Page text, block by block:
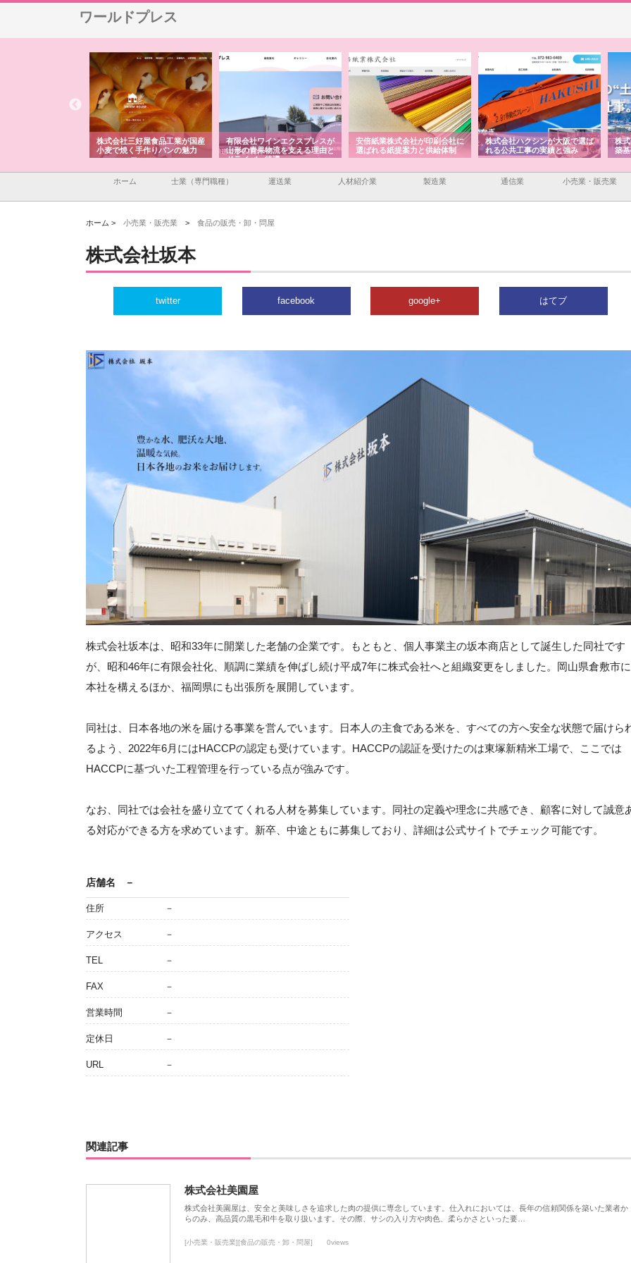
ワールドプレス
株式会社三好屋食品工業が国産
小麦で焼く手作りパンの魅力
有限会社ワインエクスプレスが
山形の青果物流を支える理由と
ドライバー待遇
安倍紙業株式会社が印刷会社に
選ばれる紙提案力と供給体制
株式会社ハクシンが大阪で選ば
れる公共工事の実績と強み
株
築
ホーム 士業（専門職種） 運送業 人材紹介業 製造業 通信業 小売業・販売業
ホーム > 小売業・販売業 > 食品の販売・卸・問屋
株式会社坂本
twitter facebook google+ はてブ
株式会社坂本は、昭和33年に開業した老舗の企業です。もともと、個人事業主の坂本商店として誕生した同社です
が、昭和46年に有限会社化、順調に業績を伸ばし続け平成7年に株式会社へと組織変更をしました。岡山県倉敷市に
本社を構えるほか、福岡県にも出張所を展開しています。
同社は、日本各地の米を届ける事業を営んでいます。日本人の主食である米を、すべての方へ安全な状態で届けら
るよう、2022年6月にはHACCPの認定も受けています。HACCPの認証を受けたのは東塚新精米工場で、ここでは
HACCPに基づいた工程管理を行っている点が強みです。
なお、同社では会社を盛り立ててくれる人材を募集しています。同社の定義や理念に共感でき、顧客に対して誠意
る対応ができる方を求めています。新卒、中途ともに募集しており、詳細は公式サイトでチェック可能です。
店舗名 －
住所 －
アクセス －
TEL －
FAX －
営業時間 －
定休日 －
URL －
関連記事
株式会社美園屋
株式会社美園屋は、安全と美味しさを追求した肉の提供に専念しています。仕入れにおいては、長年の信頼関係を築いた業者か
らのみ、高品質の黒毛和牛を取り扱います。その際、サシの入り方や肉色、柔らかさといった要…
[小売業・販売業][食品の販売・卸・問屋] 0views